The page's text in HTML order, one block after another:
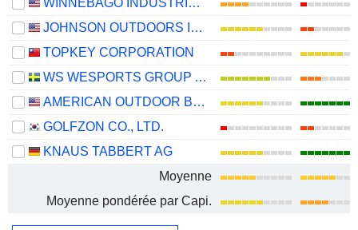
WINNEBAGO INDUSTRIES, INC.
JOHNSON OUTDOORS INC.
TOPKEY CORPORATION
WS WESPORTS GROUP AB
AMERICAN OUTDOOR BRANDS, INC.
GOLFZON CO., LTD.
KNAUS TABBERT AG
Moyenne
Moyenne pondérée par Capi.